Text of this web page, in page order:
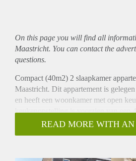
On this page you will find all
Maastricht. You can contact the
questions.
Compact (40m2) 2 slaapkamer
Maastricht. Dit appartement is
en heeft een woonkamer met open
keukenopstelling is voorzien van een
afzuigkap, oven en inbouwkoelkast.
slaapkamers ( 5m2+7m2) en een nette
READ MORE WITH AN